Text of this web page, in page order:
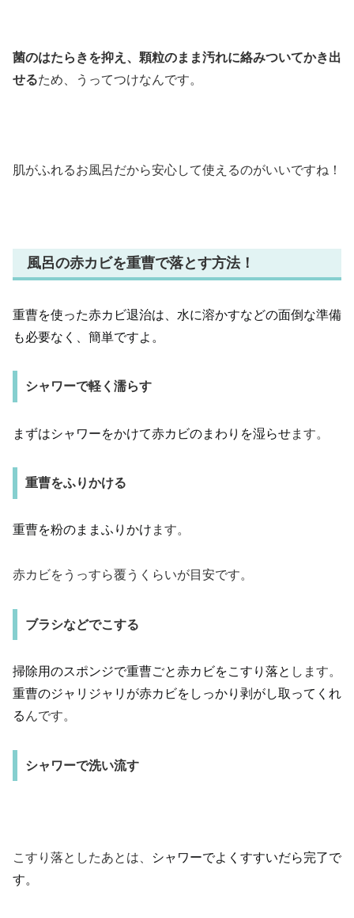
菌のはたらきを抑え、顆粒のまま汚れに絡みついてかき出
せるため、うってつけなんです。
肌がふれるお風呂だから安心して使えるのがいいですね！
風呂の赤カビを重曹で落とす方法！
重曹を使った赤カビ退治は、水に溶かすなどの面倒な準備
も必要なく、簡単ですよ。
シャワーで軽く濡らす
まずはシャワーをかけて赤カビのまわりを湿らせます。
重曹をふりかける
重曹を粉のままふりかけ ます。
赤カビをうっすら覆うくらいが目安です。
ブラシなどでこする
掃除用のスポンジで重曹ごと赤カビをこすり落と します。
重曹のジャリジャリが赤カビをしっかり剥がし取ってくれ
る んです。
シャワーで洗い流す
こすり落としたあとは、
シャワーでよくすすいだら完了で
す。